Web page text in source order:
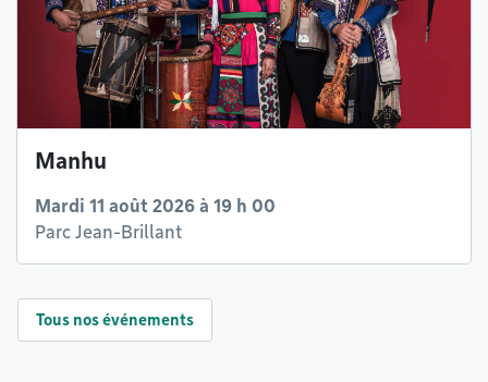
Manhu
Mardi 11 août 2026 à 19 h 00
Parc Jean-Brillant
Tous nos événements